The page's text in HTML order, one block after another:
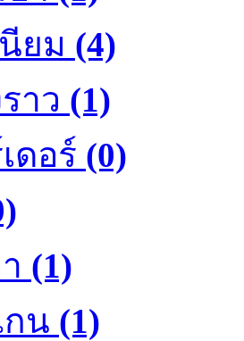
ยม (4)
าว (1)
ดอร์ (0)
(1)
น (1)